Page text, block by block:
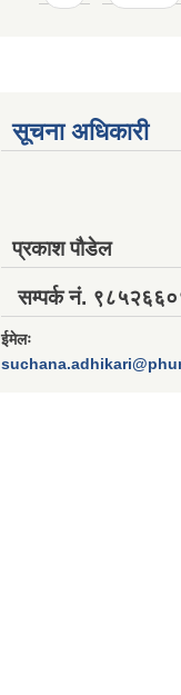
सूचना अधिकारी
प्रकाश पौडेल
सम्पर्क नं.
ईमेलः